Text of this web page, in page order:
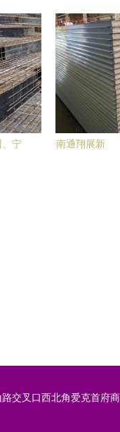
高清
学完
筑材
全书
置材料的选
择与应用
、宁
南通翔展新
交叉口西北角爱克首府商